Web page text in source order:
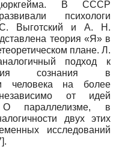
Дюркгейма. В СССР
психологи
Выготский и А. Н.
теория «Я» в
плане. Л.
подход к
сознания в
человека на более
от идей
О параллелизме, в
двух этих
исследований
].